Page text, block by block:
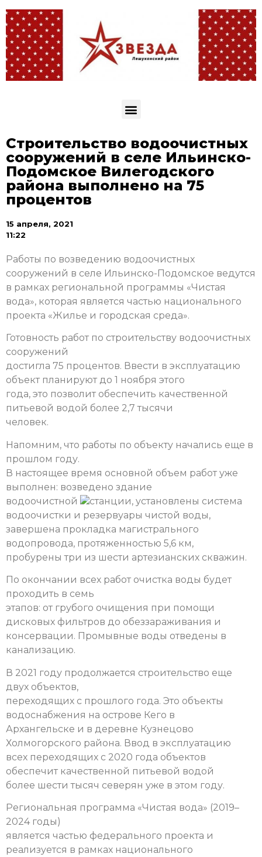
Строительство водоочистных
сооружений в селе Ильинско-
Подомское Вилегодского
района выполнено на 75
процентов
15 апреля, 2021
11:22
Работы по возведению водоочистных
сооружений в селе Ильинско-Подомское ведутся
в рамках региональной программы «Чистая
вода», которая является частью национального
проекта «Жилье и городская среда».
Готовность работ по строительству водоочистных
сооружений
достигла 75 процентов. Ввести в эксплуатацию
объект планируют до 1 ноября этого
года, это позволит обеспечить качественной
питьевой водой более 2,7 тысячи
человек.
Напомним, что работы по объекту начались еще в
прошлом году.
В настоящее время основной объем работ уже
выполнен: возведено здание
водоочистной
станции, установлены система
водоочистки и резервуары чистой воды,
завершена прокладка магистрального
водопровода, протяженностью 5,6 км,
пробурены три из шести артезианских скважин.
По окончании всех работ очистка воды будет
проходить в семь
этапов: от грубого очищения при помощи
дисковых фильтров до обеззараживания и
консервации. Промывные воды отведены в
канализацию.
В 2021 году продолжается строительство еще
двух объектов,
переходящих с прошлого года. Это объекты
водоснабжения на острове Кего в
Архангельске и в деревне Кузнецово
Холмогорского района. Ввод в эксплуатацию
всех переходящих с 2020 года объектов
обеспечит качественной питьевой водой
более шести тысяч северян уже в этом году.
Региональная программа «Чистая вода» (2019–
2024 годы)
является частью федерального проекта и
реализуется в рамках национального